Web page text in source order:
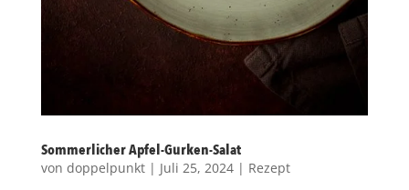
Sommerlicher Apfel-Gurken-Salat
von doppelpunkt| Juli 25, 2024| Rezept